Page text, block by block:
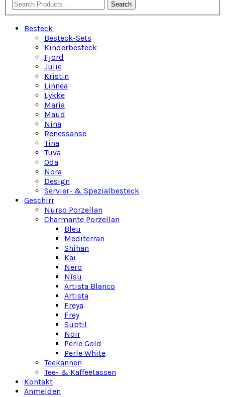
Search
Besteck
Besteck-Sets
Kinderbesteck
Fjord
Julie
Kristin
Linnea
Lykke
Maria
Maud
Nina
Renessanse
Tina
Tuva
Oda
Nora
Design
Servier- & Spezialbesteck
Geschirr
Nurso Porzellan
Charmante Porzellan
Bleu
Mediterran
Shihan
Kai
Nero
Nīsu
Artista Blanco
Artista
Freya
Frey
Subtil
Noir
Perle Gold
Perle White
Teekannen
Tee- & Kaffeetassen
Kontakt
Anmelden